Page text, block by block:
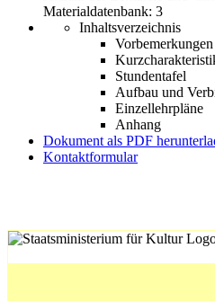
Materialdatenbank: 3
Inhaltsverzeichnis
Vorbemerkungen
Stundentafel
Aufbau und
Einzellehrpläne
Anhang
Dokument als PDF
Kontaktformular